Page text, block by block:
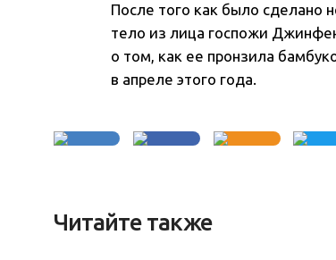
После того как было сделано
тело из лица госпожи
о том, как ее пронзила
в апреле этого года.
Читайте также